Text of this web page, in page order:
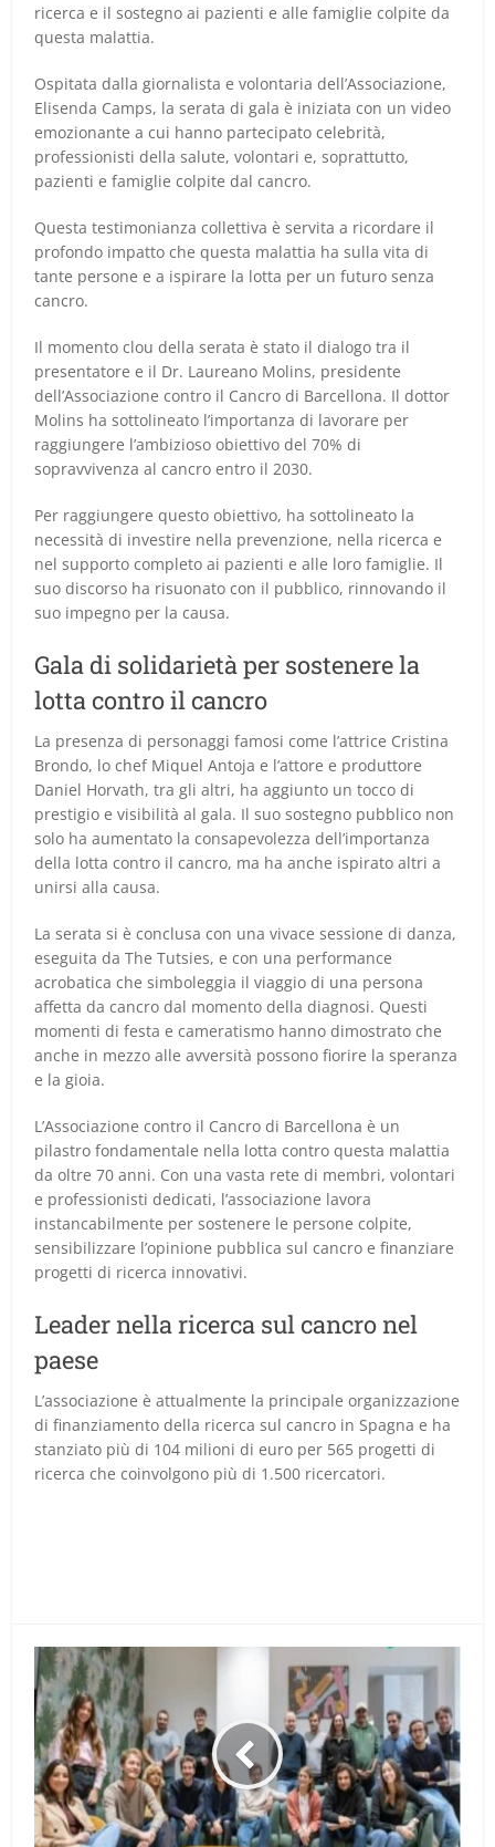
ricerca e il sostegno ai pazienti e alle famiglie colpite da
questa malattia.
Ospitata dalla giornalista e volontaria dell’Associazione,
Elisenda Camps, la serata di gala è iniziata con un video
emozionante a cui hanno partecipato celebrità,
professionisti della salute, volontari e, soprattutto,
pazienti e famiglie colpite dal cancro.
Questa testimonianza collettiva è servita a ricordare il
profondo impatto che questa malattia ha sulla vita di
tante persone e a ispirare la lotta per un futuro senza
cancro.
Il momento clou della serata è stato il dialogo tra il
presentatore e il Dr. Laureano Molins, presidente
dell’Associazione contro il Cancro di Barcellona. Il dottor
Molins ha sottolineato l’importanza di lavorare per
raggiungere l’ambizioso obiettivo del 70% di
sopravvivenza al cancro entro il 2030.
Per raggiungere questo obiettivo, ha sottolineato la
necessità di investire nella prevenzione, nella ricerca e
nel supporto completo ai pazienti e alle loro famiglie. Il
suo discorso ha risuonato con il pubblico, rinnovando il
suo impegno per la causa.
Gala di solidarietà per sostenere la
lotta contro il cancro
La presenza di personaggi famosi come l’attrice Cristina
Brondo, lo chef Miquel Antoja e l’attore e produttore
Daniel Horvath, tra gli altri, ha aggiunto un tocco di
prestigio e visibilità al gala. Il suo sostegno pubblico non
solo ha aumentato la consapevolezza dell’importanza
della lotta contro il cancro, ma ha anche ispirato altri a
unirsi alla causa.
La serata si è conclusa con una vivace sessione di danza,
eseguita da The Tutsies, e con una performance
acrobatica che simboleggia il viaggio di una persona
affetta da cancro dal momento della diagnosi. Questi
momenti di festa e cameratismo hanno dimostrato che
anche in mezzo alle avversità possono fiorire la speranza
e la gioia.
L’Associazione contro il Cancro di Barcellona è un
pilastro fondamentale nella lotta contro questa malattia
da oltre 70 anni. Con una vasta rete di membri, volontari
e professionisti dedicati, l’associazione lavora
instancabilmente per sostenere le persone colpite,
sensibilizzare l’opinione pubblica sul cancro e finanziare
progetti di ricerca innovativi.
Leader nella ricerca sul cancro nel
paese
L’associazione è attualmente la principale organizzazione
di finanziamento della ricerca sul cancro in Spagna e ha
stanziato più di 104 milioni di euro per 565 progetti di
ricerca che coinvolgono più di 1.500 ricercatori.